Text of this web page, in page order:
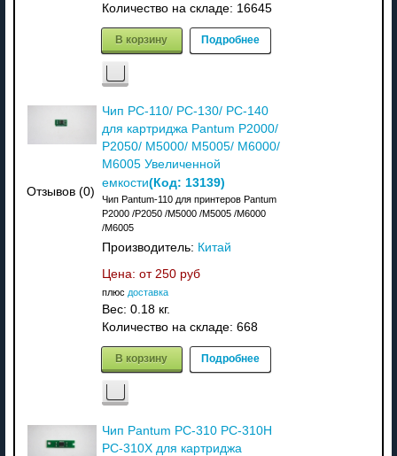
Количество на складе: 16645
В корзину Подробнее
Отзывов (0)
Чип PC-110/ PC-130/ PC-140
для картриджа Pantum P2000/
P2050/ M5000/ M5005/ M6000/
M6005 Увеличенной
емкости(Код: 13139)
Чип Pantum-110 для принтеров Pantum
P2000 /P2050 /M5000 /M5005 /M6000
/M6005
Производитель: Китай
Цена: от 250 руб
плюс доставка
Вес: 0.18 кг.
Количество на складе: 668
В корзину Подробнее
Чип Pantum PC-310 PC-310H
PC-310X для картриджа